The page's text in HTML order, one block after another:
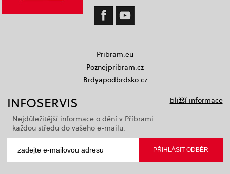
Pribram.eu
Poznejpribram.cz
Brdyapodbrdsko.cz
INFOSERVIS
bližší informace
Nejdůležitější informace o dění v Příbrami
každou středu do vašeho e-mailu.